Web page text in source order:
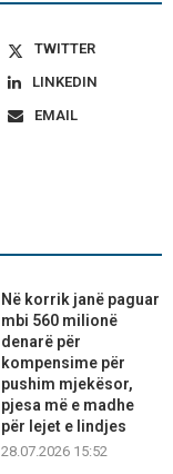
TWITTER
LINKEDIN
EMAIL
Në korrik janë paguar
mbi 560 milionë
denarë për
kompensime për
pushim mjekësor,
pjesa më e madhe
për lejet e lindjes
28.07.2026 15:52